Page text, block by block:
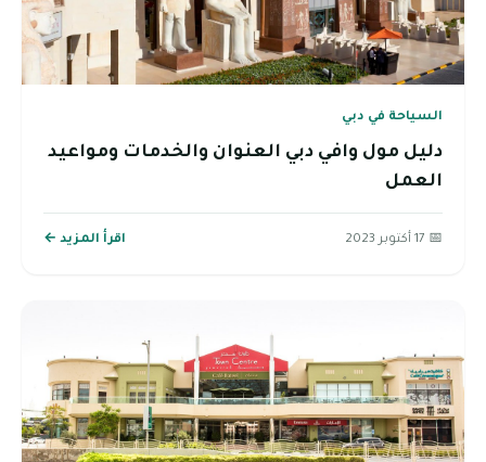
السياحة في دبي
دليل مول وافي دبي العنوان والخدمات ومواعيد
العمل
📅 17 أكتوبر 2023 اقرأ المزيد ←